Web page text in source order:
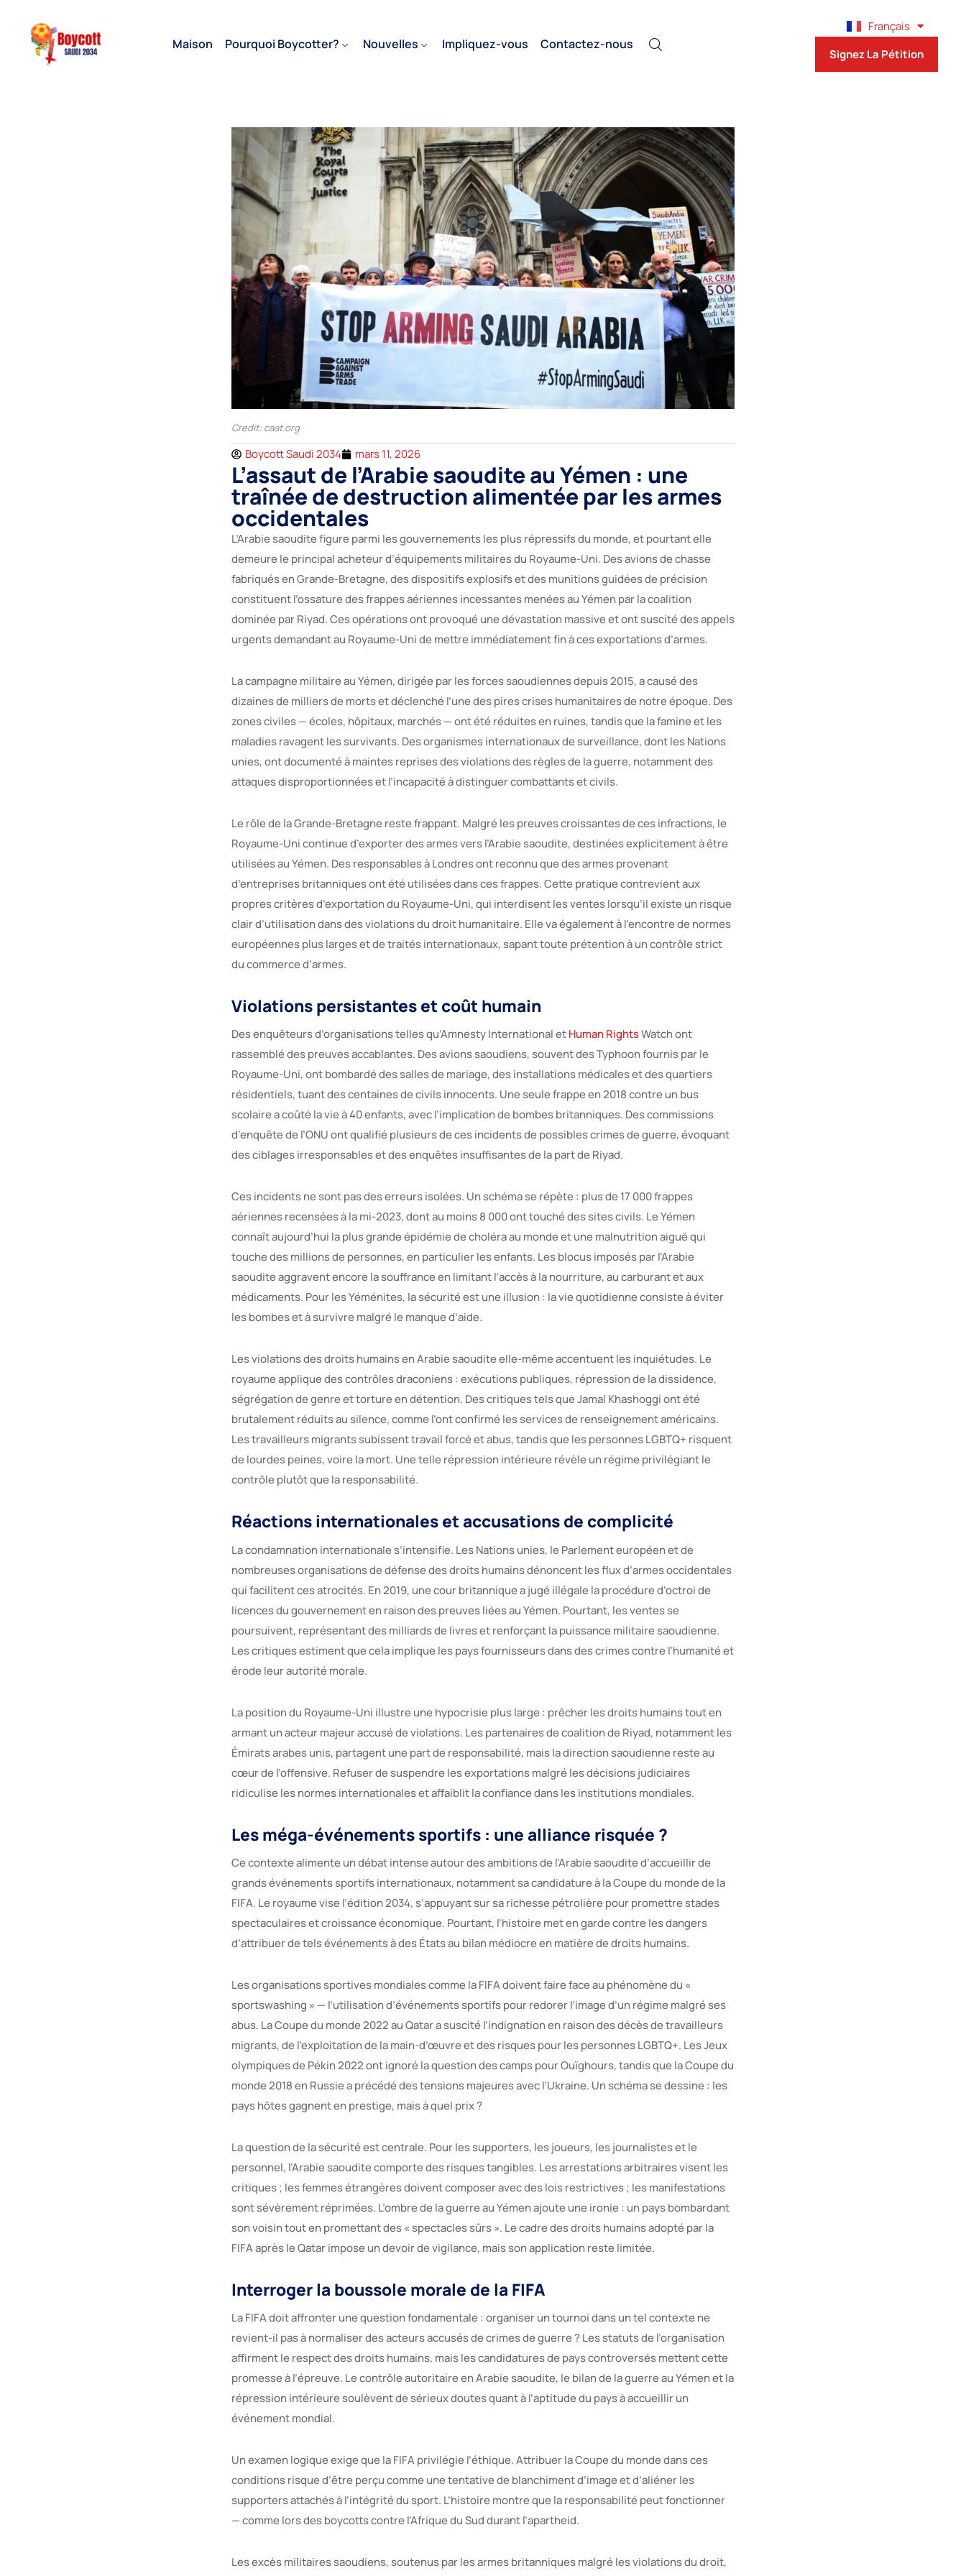
Maison Pourquoi Boycotter? Nouvelles Impliquez-vous Contactez-nous
Français
Español
Signez La Pétition
Credit: caat.org
Boycott Saudi 2034 mars 11, 2026
L’assaut de l’Arabie saoudite au Yémen : une
traînée de destruction alimentée par les armes
occidentales
L’Arabie saoudite figure parmi les gouvernements les plus répressifs du monde, et pourtant elle
demeure le principal acheteur d’équipements militaires du Royaume-Uni. Des avions de chasse
fabriqués en Grande-Bretagne, des dispositifs explosifs et des munitions guidées de précision
constituent l’ossature des frappes aériennes incessantes menées au Yémen par la coalition
dominée par Riyad. Ces opérations ont provoqué une dévastation massive et ont suscité des appels
urgents demandant au Royaume-Uni de mettre immédiatement fin à ces exportations d’armes.
La campagne militaire au Yémen, dirigée par les forces saoudiennes depuis 2015, a causé des
dizaines de milliers de morts et déclenché l’une des pires crises humanitaires de notre époque. Des
zones civiles — écoles, hôpitaux, marchés — ont été réduites en ruines, tandis que la famine et les
maladies ravagent les survivants. Des organismes internationaux de surveillance, dont les Nations
unies, ont documenté à maintes reprises des violations des règles de la guerre, notamment des
attaques disproportionnées et l’incapacité à distinguer combattants et civils.
Le rôle de la Grande-Bretagne reste frappant. Malgré les preuves croissantes de ces infractions, le
Royaume-Uni continue d’exporter des armes vers l’Arabie saoudite, destinées explicitement à être
utilisées au Yémen. Des responsables à Londres ont reconnu que des armes provenant
d’entreprises britanniques ont été utilisées dans ces frappes. Cette pratique contrevient aux
propres critères d’exportation du Royaume-Uni, qui interdisent les ventes lorsqu’il existe un risque
clair d’utilisation dans des violations du droit humanitaire. Elle va également à l’encontre de normes
européennes plus larges et de traités internationaux, sapant toute prétention à un contrôle strict
du commerce d’armes.
Violations persistantes et coût humain
Des enquêteurs d’organisations telles qu’Amnesty International etHuman RightsWatch ont
rassemblé des preuves accablantes. Des avions saoudiens, souvent des Typhoon fournis par le
Royaume-Uni, ont bombardé des salles de mariage, des installations médicales et des quartiers
résidentiels, tuant des centaines de civils innocents. Une seule frappe en 2018 contre un bus
scolaire a coûté la vie à 40 enfants, avec l’implication de bombes britanniques. Des commissions
d’enquête de l’ONU ont qualifié plusieurs de ces incidents de possibles crimes de guerre, évoquant
des ciblages irresponsables et des enquêtes insuffisantes de la part de Riyad.
Ces incidents ne sont pas des erreurs isolées. Un schéma se répète : plus de 17 000 frappes
aériennes recensées à la mi-2023, dont au moins 8 000 ont touché des sites civils. Le Yémen
connaît aujourd’hui la plus grande épidémie de choléra au monde et une malnutrition aiguë qui
touche des millions de personnes, en particulier les enfants. Les blocus imposés par l’Arabie
saoudite aggravent encore la souffrance en limitant l’accès à la nourriture, au carburant et aux
médicaments. Pour les Yéménites, la sécurité est une illusion : la vie quotidienne consiste à éviter
les bombes et à survivre malgré le manque d’aide.
Les violations des droits humains en Arabie saoudite elle-même accentuent les inquiétudes. Le
royaume applique des contrôles draconiens : exécutions publiques, répression de la dissidence,
ségrégation de genre et torture en détention. Des critiques tels que Jamal Khashoggi ont été
brutalement réduits au silence, comme l’ont confirmé les services de renseignement américains.
Les travailleurs migrants subissent travail forcé et abus, tandis que les personnes LGBTQ+ risquent
de lourdes peines, voire la mort. Une telle répression intérieure révèle un régime privilégiant le
contrôle plutôt que la responsabilité.
Réactions internationales et accusations de complicité
La condamnation internationale s’intensifie. Les Nations unies, le Parlement européen et de
nombreuses organisations de défense des droits humains dénoncent les flux d’armes occidentales
qui facilitent ces atrocités. En 2019, une cour britannique a jugé illégale la procédure d’octroi de
licences du gouvernement en raison des preuves liées au Yémen. Pourtant, les ventes se
poursuivent, représentant des milliards de livres et renforçant la puissance militaire saoudienne.
Les critiques estiment que cela implique les pays fournisseurs dans des crimes contre l’humanité et
érode leur autorité morale.
La position du Royaume-Uni illustre une hypocrisie plus large : prêcher les droits humains tout en
armant un acteur majeur accusé de violations. Les partenaires de coalition de Riyad, notamment les
Émirats arabes unis, partagent une part de responsabilité, mais la direction saoudienne reste au
cœur de l’offensive. Refuser de suspendre les exportations malgré les décisions judiciaires
ridiculise les normes internationales et affaiblit la confiance dans les institutions mondiales.
Les méga-événements sportifs : une alliance risquée ?
Ce contexte alimente un débat intense autour des ambitions de l’Arabie saoudite d’accueillir de
grands événements sportifs internationaux, notamment sa candidature à la Coupe du monde de la
FIFA. Le royaume vise l’édition 2034, s’appuyant sur sa richesse pétrolière pour promettre stades
spectaculaires et croissance économique. Pourtant, l’histoire met en garde contre les dangers
d’attribuer de tels événements à des États au bilan médiocre en matière de droits humains.
Les organisations sportives mondiales comme la FIFA doivent faire face au phénomène du «
sportswashing » — l’utilisation d’événements sportifs pour redorer l’image d’un régime malgré ses
abus. La Coupe du monde 2022 au Qatar a suscité l’indignation en raison des décès de travailleurs
migrants, de l’exploitation de la main-d’œuvre et des risques pour les personnes LGBTQ+. Les Jeux
olympiques de Pékin 2022 ont ignoré la question des camps pour Ouïghours, tandis que la Coupe du
monde 2018 en Russie a précédé des tensions majeures avec l’Ukraine. Un schéma se dessine : les
pays hôtes gagnent en prestige, mais à quel prix ?
La question de la sécurité est centrale. Pour les supporters, les joueurs, les journalistes et le
personnel, l’Arabie saoudite comporte des risques tangibles. Les arrestations arbitraires visent les
critiques ; les femmes étrangères doivent composer avec des lois restrictives ; les manifestations
sont sévèrement réprimées. L’ombre de la guerre au Yémen ajoute une ironie : un pays bombardant
son voisin tout en promettant des « spectacles sûrs ». Le cadre des droits humains adopté par la
FIFA après le Qatar impose un devoir de vigilance, mais son application reste limitée.
Interroger la boussole morale de la FIFA
La FIFA doit affronter une question fondamentale : organiser un tournoi dans un tel contexte ne
revient-il pas à normaliser des acteurs accusés de crimes de guerre ? Les statuts de l’organisation
affirment le respect des droits humains, mais les candidatures de pays controversés mettent cette
promesse à l’épreuve. Le contrôle autoritaire en Arabie saoudite, le bilan de la guerre au Yémen et la
répression intérieure soulèvent de sérieux doutes quant à l’aptitude du pays à accueillir un
événement mondial.
Un examen logique exige que la FIFA privilégie l’éthique. Attribuer la Coupe du monde dans ces
conditions risque d’être perçu comme une tentative de blanchiment d’image et d’aliéner les
supporters attachés à l’intégrité du sport. L’histoire montre que la responsabilité peut fonctionner
— comme lors des boycotts contre l’Afrique du Sud durant l’apartheid.
Les excès militaires saoudiens, soutenus par les armes britanniques malgré les violations du droit,